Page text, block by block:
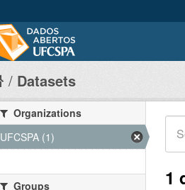
Datasets
1
Organizations
UFCSPA (1)
Groups